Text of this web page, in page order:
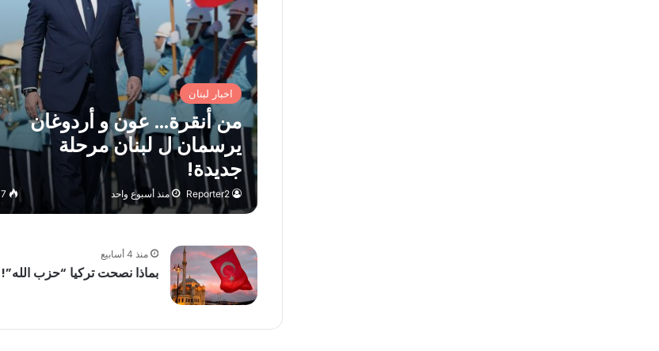
اخبار لبنان
من أنقرة… عون و أردوغان
يرسمان ل لبنان مرحلة
جديدة!
Reporter2 منذ أسبوع واحد 7
منذ 4 أسابيع
بماذا نصحت تركيا “حزب الله”!